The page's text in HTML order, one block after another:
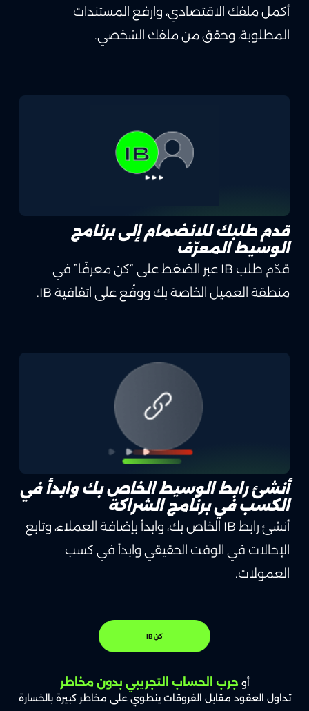
أكمل ملفك الاقتصادي، وارفع المستندات
المطلوبة، وحقق من ملفك الشخصي.
قدم طلبك للانضمام إلى برنامج
الوسيط المعرّف
قدّم طلب IB عبر الضغط على “كن معرفًا” في
منطقة العميل الخاصة بك ووقّع على اتفاقية IB.
أنشئ رابط الوسيط الخاص بك وابدأ في
الكسب في برنامج الشراكة
أنشئ رابط IB الخاص بك، وابدأ بإضافة العملاء، وتابع
الإحالات في الوقت الحقيقي وابدأ في كسب
العمولات.
كن IB
أو جرب الحساب التجريبي بدون مخاطر
تداول العقود مقابل الفروقات ينطوي على مخاطر كبيرة بالخسارة